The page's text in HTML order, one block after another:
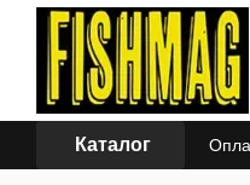
Перейти до основного
Каталог